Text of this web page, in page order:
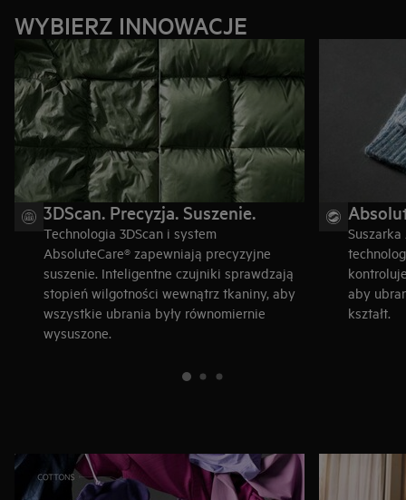
pojemności 7 kg.
WAŻNA INFORMACJA: innowacyjna technologia ProSense®
wykorzystuje inteligentne czujniki, aby odpowiednio
dostosowywać czas trwania cyklu do wagi wsadu.
WYBIERZ INNOWACJE
3DScan. Precyzja. Suszenie.
Technologia 3DScan i system
AbsoluteCare® zapewniają precyzyjne
suszenie. Inteligentne czujniki sprawdzają
stopień wilgotności wewnątrz tkaniny, aby
wszystkie ubrania były równomiernie
wysuszone.
aby
kształt.